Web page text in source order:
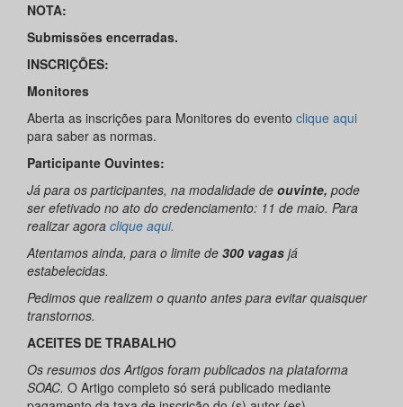
NOTA:
Submissões encerradas.
INSCRIÇÕES:
Monitores
Aberta as inscrições para Monitores do evento clique aqui
para saber as normas.
Participante Ouvintes:
Já para os participantes, na modalidade de ouvinte, pode
ser efetivado no ato do credenciamento: 11 de maio. Para
realizar agora clique aqui.
Atentamos ainda, para o limite de 300 vagas já
estabelecidas.
Pedimos que realizem o quanto antes para evitar quaisquer
transtornos.
ACEITES DE TRABALHO
Os resumos dos Artigos foram publicados na plataforma
SOAC. O Artigo completo só será publicado mediante